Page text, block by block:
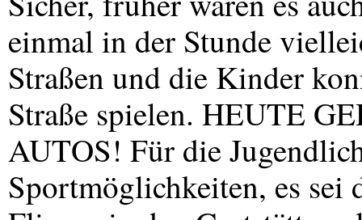
einmal in der Stunde
Straßen und die Kinder
Straße spielen. HEUTE
AUTOS! Für die
Sportmöglichkeiten, es sei